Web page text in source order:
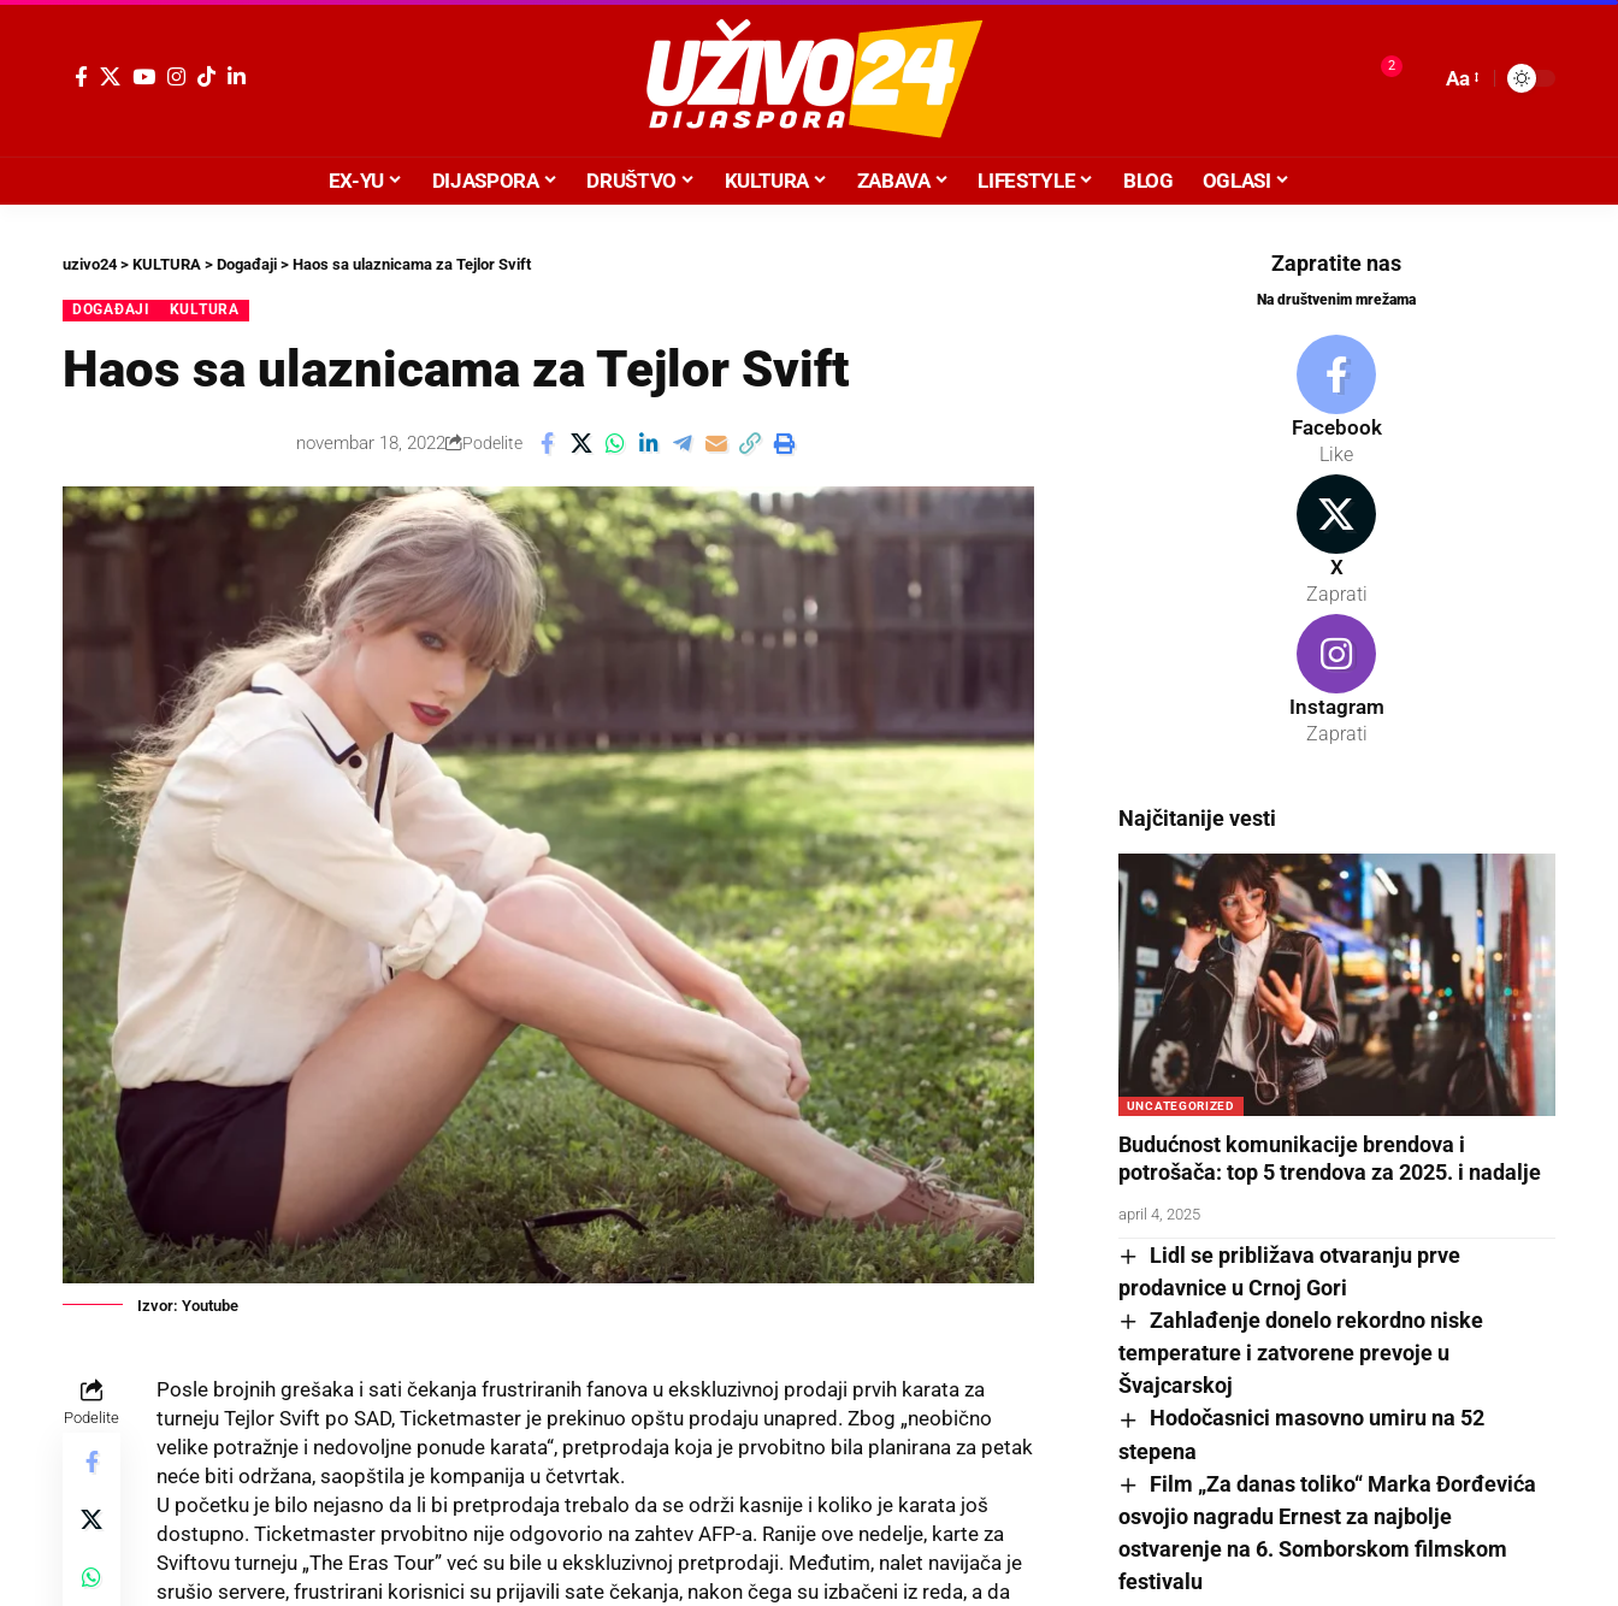
2
Aa
EX-YU DIJASPORA DRUŠTVO KULTURA ZABAVA LIFESTYLE BLOG OGLASI
uzivo24> KULTURA > Događaji > Haos sa ulaznicama za Tejlor Svift
DOGAĐAJI KULTURA
Haos sa ulaznicama za Tejlor Svift
novembar 18, 2022 Podelite
Izvor: Youtube
Podelite
Posle brojnih grešaka i sati čekanja frustriranih fanova u ekskluzivnoj prodaji prvih karata za
turneju Tejlor Svift po SAD, Ticketmaster je prekinuo opštu prodaju unapred. Zbog „neobično
velike potražnje i nedovoljne ponude karata“, pretprodaja koja je prvobitno bila planirana za petak
neće biti održana, saopštila je kompanija u četvrtak.
U početku je bilo nejasno da li bi pretprodaja trebalo da se održi kasnije i koliko je karata još
dostupno. Ticketmaster prvobitno nije odgovorio na zahtev AFP-a. Ranije ove nedelje, karte za
Sviftovu turneju „The Eras Tour” već su bile u ekskluzivnoj pretprodaji. Međutim, nalet navijača je
srušio servere, frustrirani korisnici su prijavili sate čekanja, nakon čega su izbačeni iz reda, a da
Zapratite nas
Na društvenim mrežama
Facebook
Like
X
Zaprati
Instagram
Zaprati
Najčitanije vesti
UNCATEGORIZED
Budućnost komunikacije brendova i
potrošača: top 5 trendova za 2025. i nadalje
april 4, 2025
Lidl se približava otvaranju prve
prodavnice u Crnoj Gori
Zahlađenje donelo rekordno niske
temperature i zatvorene prevoje u
Švajcarskoj
Hodočasnici masovno umiru na 52
stepena
Film „Za danas toliko“ Marka Đorđevića
osvojio nagradu Ernest za najbolje
ostvarenje na 6. Somborskom filmskom
festivalu